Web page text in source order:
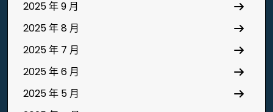
2025 年 9 月
2025 年 8 月
2025 年 7 月
2025 年 6 月
2025 年 5 月